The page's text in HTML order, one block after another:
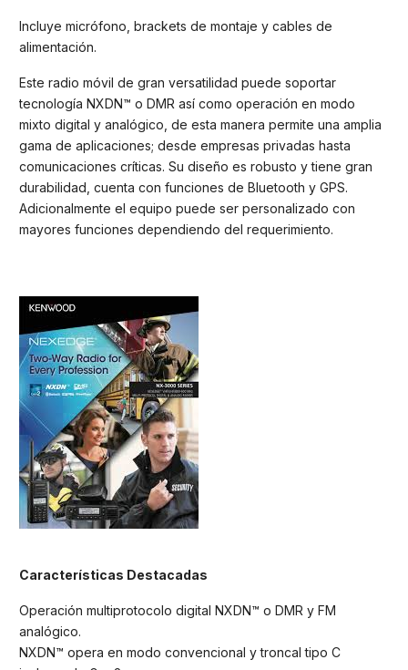
Incluye micrófono, brackets de montaje y cables de
alimentación.
Este radio móvil de gran versatilidad puede soportar
tecnología NXDN™ o DMR así como operación en modo
mixto digital y analógico, de esta manera permite una amplia
gama de aplicaciones; desde empresas privadas hasta
comunicaciones críticas. Su diseño es robusto y tiene gran
durabilidad, cuenta con funciones de Bluetooth y GPS.
Adicionalmente el equipo puede ser personalizado con
mayores funciones dependiendo del requerimiento.
Características Destacadas
Operación multiprotocolo digital NXDN™ o DMR y FM
analógico.
NXDN™ opera en modo convencional y troncal tipo C